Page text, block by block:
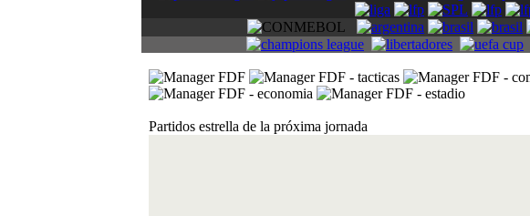
Partidos estrella de la próxima jornada